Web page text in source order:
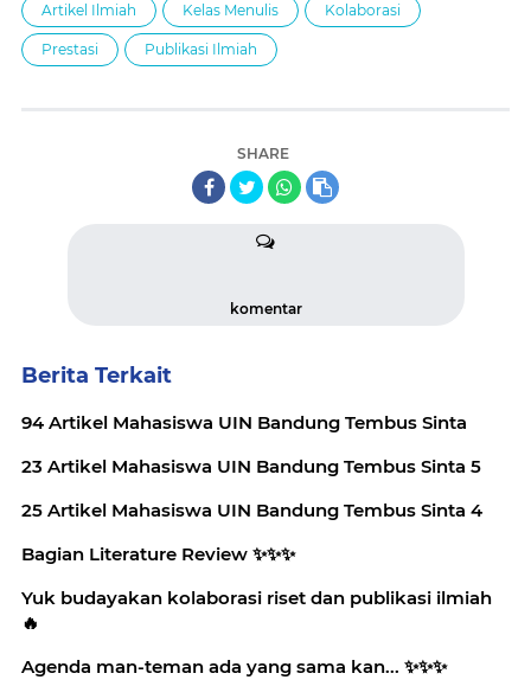
Artikel Ilmiah Kelas Menulis Kolaborasi
Prestasi Publikasi Ilmiah
SHARE
komentar
Berita Terkait
94 Artikel Mahasiswa UIN Bandung Tembus Sinta
23 Artikel Mahasiswa UIN Bandung Tembus Sinta 5
25 Artikel Mahasiswa UIN Bandung Tembus Sinta 4
Bagian Literature Review ✨️✨️✨️
Yuk budayakan kolaborasi riset dan publikasi ilmiah
🔥
Agenda man-teman ada yang sama kan... ✨️✨️✨️